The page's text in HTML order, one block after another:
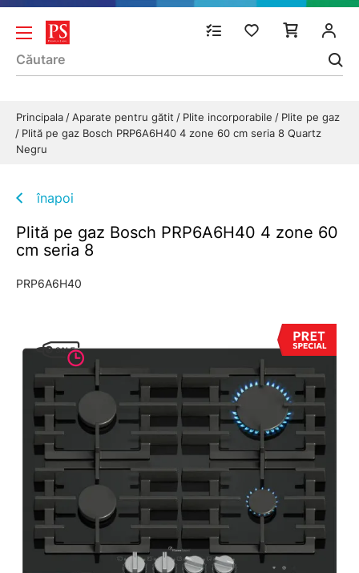
Principala Aparate pentru gătit Plite incorporabile
Plite pe gaz
Plită pe gaz Bosch PRP6A6H40 4 zone 60 cm seria 8 Quartz
Negru
înapoi
Plită pe gaz Bosch PRP6A6H40 4 zone 60
cm seria 8
PRP6A6H40